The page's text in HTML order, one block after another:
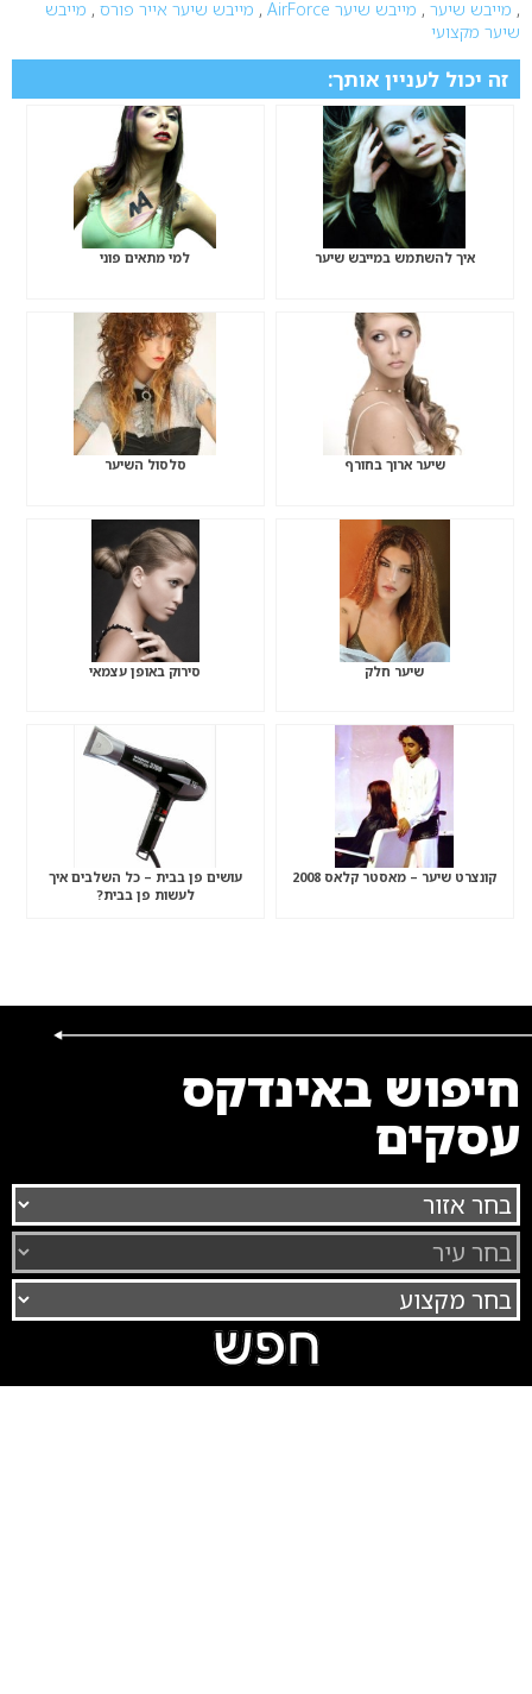
, מייבש שיער , מייבש שיער AirForce , מייבש שיער אייר פורס , מייבש
שיער מקצועי
זה יכול לעניין אותך:
איך להשתמש במייבש שיער למי מתאים פוני
שיער ארוך בחורף סלסול השיער
שיער חלק סירוק באופן עצמאי
קונצרט שיער – מאסטר קלאס 2008
עושים פן בבית – כל השלבים איך
לעשות פן בבית?
חיפוש באינדקס
עסקים